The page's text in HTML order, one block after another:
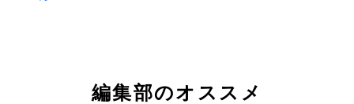
編集部のオススメ